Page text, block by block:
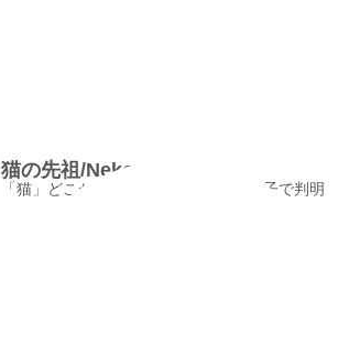
猫の先祖/NekonoSenzo
「猫」どこから来た？進化の謎、遺伝子で判明